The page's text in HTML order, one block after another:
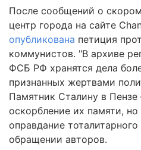
После сообщений о
центр города на сайте
опубликована петиция
коммунистов. "В архиве
ФСБ РФ хранятся дела
признанных жертвами
Памятник Сталину в
оскорбление их памяти,
оправдание
обращении авторов.